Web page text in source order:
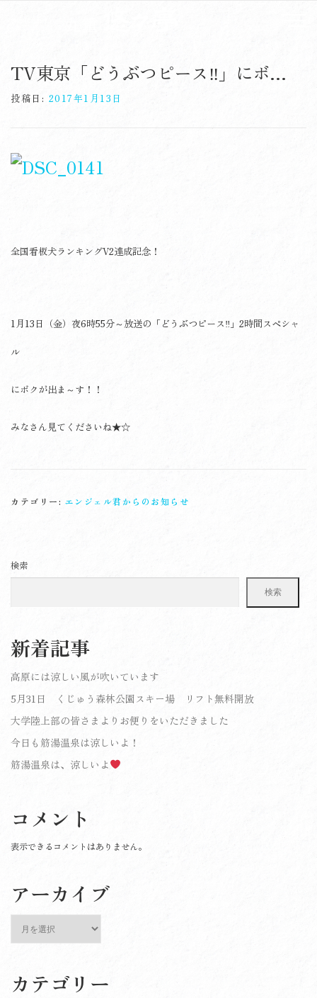
content
TV東京「どうぶつピース‼︎」にボク出ま〜す♪
投稿日: 2017年1月13日
全国看板犬ランキングV2達成記念！
1月13日（金）夜6時55分～放送の「どうぶつピース‼︎」2時間スペシャ
ル
にボクが出ま～す！！
みなさん見てくださいね★☆
カテゴリー: エンジェル君からのお知らせ
検索
検索
新着記事
高原には涼しい風が吹いています
5月31日 くじゅう森林公園スキー場 リフト無料開放
大学陸上部の皆さまよりお便りをいただきました
今日も筋湯温泉は涼しいよ！
筋湯温泉は、涼しいよ
コメント
表示できるコメントはありません。
アーカイブ
カテゴリー